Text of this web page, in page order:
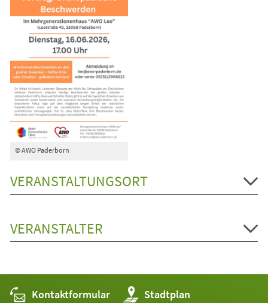
© AWO Paderborn
VERANSTALTUNGSORT
VERANSTALTER
Kontaktformular Stadtplan
(Öffnet